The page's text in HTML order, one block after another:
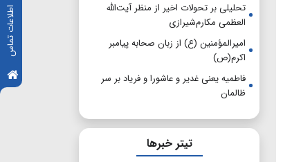
اطلاعات تماس
تحلیلی بر تحولات اخیر از منظر آیت‌الله
العظمی مکارم‌شیرازی
امیرالمؤمنین (ع) از زبان صحابه پیامبر
اکرم(ص)
فاطمیه یعنی غدیر و عاشورا و فریاد بر سر
ظالمان
تیتر خبرها